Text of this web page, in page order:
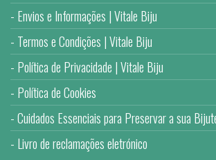
Envios e Informações | Vitale Biju
Termos e Condições | Vitale Biju
Política de Privacidade | Vitale Biju
Política de Cookies
Cuidados Essenciais para Preservar a sua
Livro de reclamações eletrónico